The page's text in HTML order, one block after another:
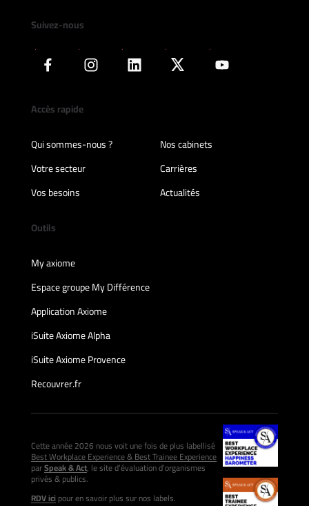
Suivez-nous
Accès rapide
Qui sommes-nous ?
Nos cabinets
Votre secteur
Carrières
Vos besoins
Actualités
Outils
My axiome
Espace groupe My Différence
Application Axiome
iSuite Axiome Alpha
iSuite Axiome Provence
Recouvrer.fr
Cette année 2026 nous voit une fois de plus labellisé
Best Workplace Experience & Best Trainee Experience
parSpeak & Act, le site d’évaluation d’organismes
privés & publics.
RDV icipour en savoir plus sur nos labels.